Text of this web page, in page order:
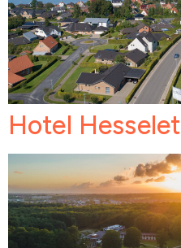
Hotel Hesselet